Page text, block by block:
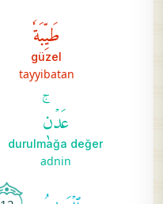
طَيِّبَةٗ
güzel
tayyibatan
عَدۡنٖۚ
durulmağa değer
adnin